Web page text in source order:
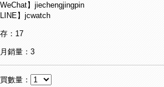
WeChat】jiechengjingpin
LINE】jcwatch
：17
銷量：3
數量：